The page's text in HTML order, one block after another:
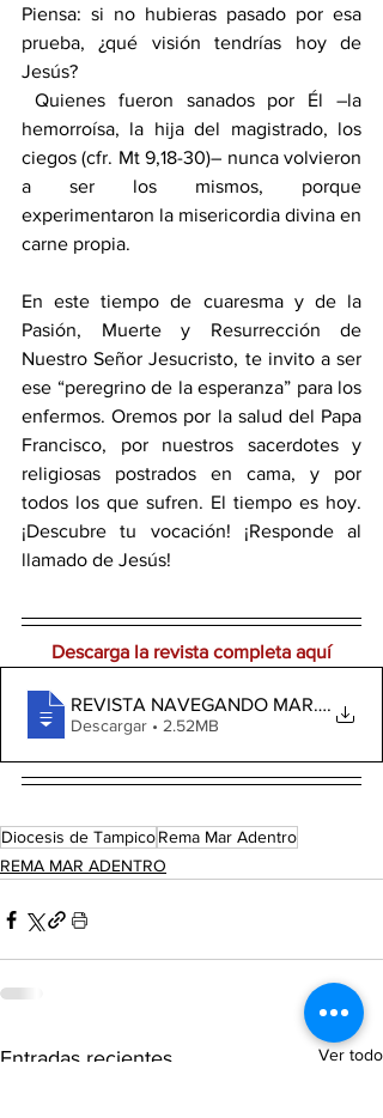
Piensa: si no hubieras pasado por esa
prueba, ¿qué visión tendrías hoy de
Jesús?
hemorroísa, la hija del magistrado, los
ciegos (cfr. Mt 9,18-30)– nunca volvieron
a ser los mismos, porque
experimentaron la misericordia divina en
carne propia.
En este tiempo de cuaresma y de la
Pasión, Muerte y Resurrección de
Nuestro Señor Jesucristo, te invito a ser
ese “peregrino de la esperanza” para los
enfermos. Oremos por la salud del Papa
Francisco, por nuestros sacerdotes y
religiosas postrados en cama, y por
todos los que sufren. El tiempo es hoy.
¡Descubre tu vocación! ¡Responde al
llamado de Jesús!
Descarga la revista completa aquí
.
Descargar • 2.52MB
Diocesis de TampicoRema Mar Adentro
REMA MAR ADENTRO
Entradas recientes Ver todo